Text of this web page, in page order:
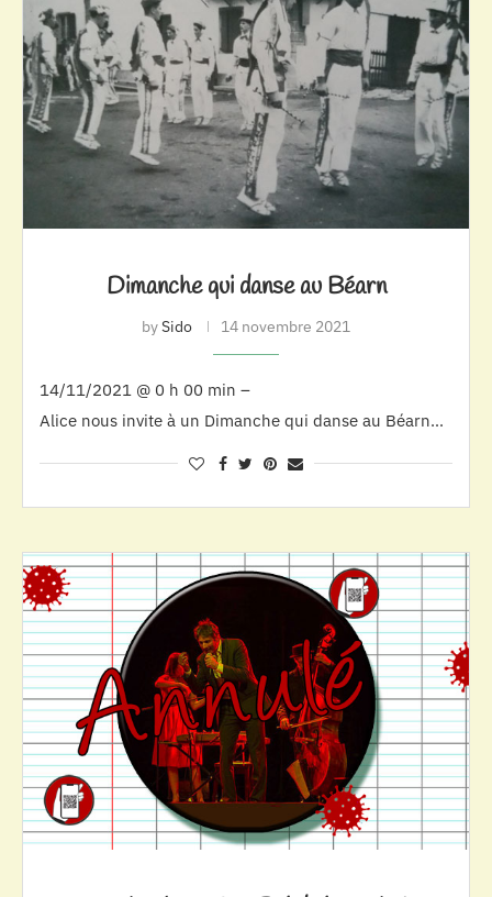
Dimanche qui danse au Béarn
bySido 14 novembre 2021
14/11/2021 @ 0 h 00 min –
Alice nous invite à un Dimanche qui danse au Béarn…